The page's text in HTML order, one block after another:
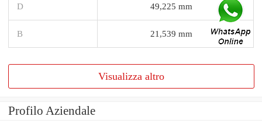
D 49,225 mm
B 21,539 mm
Visualizza altro
Profilo Aziendale